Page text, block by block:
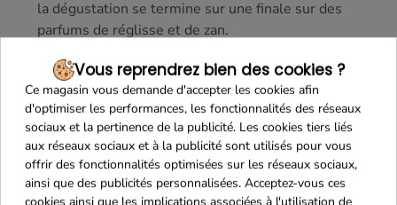
la dégustation se termine sur une finale sur des
parfums de réglisse et de zan.
Vous reprendrez bien des cookies ?
Ce magasin vous demande d'accepter les cookies afin
d'optimiser les performances, les fonctionnalités des réseaux
sociaux et la pertinence de la publicité. Les cookies tiers liés
aux réseaux sociaux et à la publicité sont utilisés pour vous
offrir des fonctionnalités optimisées sur les réseaux sociaux,
ainsi que des publicités personnalisées. Acceptez-vous ces